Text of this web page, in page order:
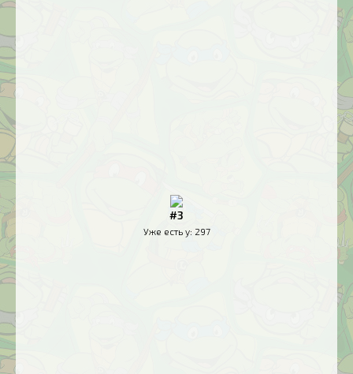
#3
Уже есть у: 297